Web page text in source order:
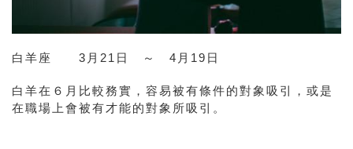
白羊座 3月21日 ～ 4月19日
白 羊在 ６月比較務實，容易被有條件的對象吸引，或是
在職場上會被有才能的對象所吸引。